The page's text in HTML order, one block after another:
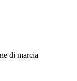
di marcia